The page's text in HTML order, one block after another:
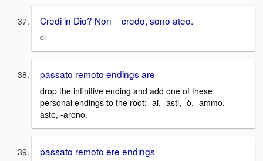
Credi in Dio? Non _ credo, sono ateo.
ci
passato remoto endings are
drop the infinitive ending and add one of these
personal endings to the root: -ai, -asti, -ò, -ammo, -
aste, -arono.
passato remoto ere endings